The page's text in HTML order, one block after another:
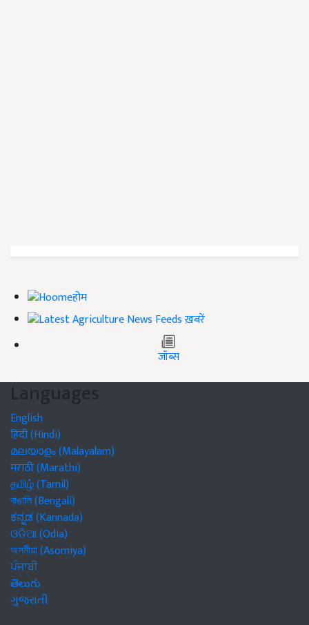
होम
ख़बरें
जॉब्स
Languages
English
हिंदी (Hindi)
മലയാളം (Malayalam)
मराठी (Marathi)
தமிழ் (Tamil)
বাঙালি (Bengali)
ಕನ್ನಡ (Kannada)
ଓଡିଆ (Odia)
অসমীয়া (Asomiya)
ਪੰਜਾਬੀ
తెలుగు
ગુજરાતી